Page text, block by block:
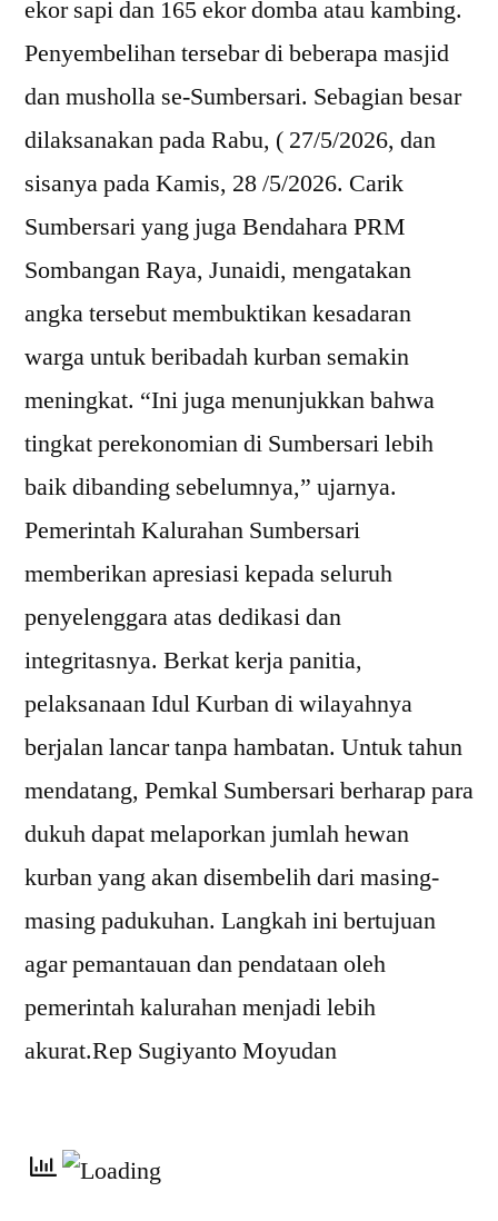
ekor sapi dan 165 ekor domba atau kambing.
Penyembelihan tersebar di beberapa masjid
dan musholla se-Sumbersari. Sebagian besar
dilaksanakan pada Rabu, ( 27/5/2026, dan
sisanya pada Kamis, 28 /5/2026. Carik
Sumbersari yang juga Bendahara PRM
Sombangan Raya, Junaidi, mengatakan
angka tersebut membuktikan kesadaran
warga untuk beribadah kurban semakin
meningkat. “Ini juga menunjukkan bahwa
tingkat perekonomian di Sumbersari lebih
baik dibanding sebelumnya,” ujarnya.
Pemerintah Kalurahan Sumbersari
memberikan apresiasi kepada seluruh
penyelenggara atas dedikasi dan
integritasnya. Berkat kerja panitia,
pelaksanaan Idul Kurban di wilayahnya
berjalan lancar tanpa hambatan. Untuk tahun
mendatang, Pemkal Sumbersari berharap para
dukuh dapat melaporkan jumlah hewan
kurban yang akan disembelih dari masing-
masing padukuhan. Langkah ini bertujuan
agar pemantauan dan pendataan oleh
pemerintah kalurahan menjadi lebih
akurat.Rep Sugiyanto Moyudan